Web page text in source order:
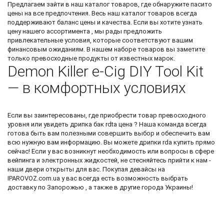
Предлагаем зайти в наш каталог товаров, где обнаружите пасито
цены на все предпочтения. Весь наш каталог товаров всегда
поддерживают баланс цены и качества. Если вы хотите узнать
цену нашего ассортимента , мы рады предложить
привлекательные условия, которые соответствуют вашим
финансовым ожиданиям. В нашем наборе товаров вы заметите
только превосходные продукты от известных марок.
Demon Killer e-Cig DIY Tool Kit
— в комфортных условиях
Если вы заинтересованы, где приобрести товар превосходного
уровня или увидеть дрипка бак rdta цена ? Наша команда всегда
готова быть вам полезными совершить выбор и обеспечить вам
всю нужную вам информацию. Вы можете дрипки rda купить прямо
сейчас! Если у вас возникнут необходимость или вопросы в сфере
вейпинга и электронных жидкостей, не стесняйтесь прийти к нам -
наши двери открыты для вас. Покупая девайсы на
IPAROVOZ.com.ua у вас всегда есть возможность выбрать
доставку по Запорожью , а также в другие города Украины!